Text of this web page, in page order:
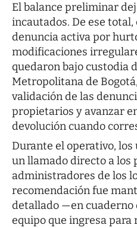
El balance preliminar
incautados. De ese
denuncia activa por
modificaciones
quedaron bajo custodia
Metropolitana de
validación de las
propietarios y avanzar
devolución cuando
Durante el operativo,
un llamado directo a los
administradores de los
recomendación fue
detallado —en cuaderno
equipo que ingresa para